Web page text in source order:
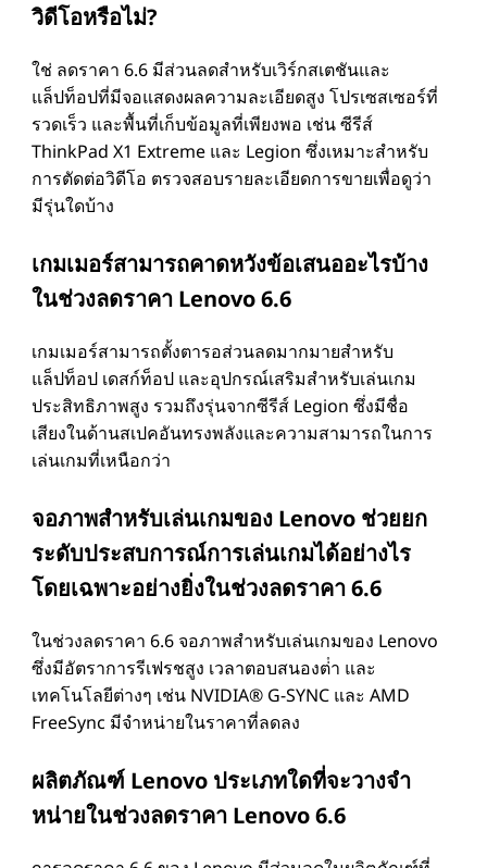
วิดีโอหรือไม่?
ใช่ ลดราคา 6.6 มีส่วนลดสําหรับเวิร์กสเตชันและ
แล็ปท็อปที่มีจอแสดงผลความละเอียดสูง โปรเซสเซอร์ที่
รวดเร็ว และพื้นที่เก็บข้อมูลที่เพียงพอ เช่น ซีรีส์
ThinkPad X1 Extreme และ Legion ซึ่งเหมาะสําหรับ
การตัดต่อวิดีโอ ตรวจสอบรายละเอียดการขายเพื่อดูว่า
มีรุ่นใดบ้าง
เกมเมอร์สามารถคาดหวังข้อเสนออะไรบ้าง
ในช่วงลดราคา Lenovo 6.6
เกมเมอร์สามารถตั้งตารอส่วนลดมากมายสําหรับ
แล็ปท็อป เดสก์ท็อป และอุปกรณ์เสริมสําหรับเล่นเกม
ประสิทธิภาพสูง รวมถึงรุ่นจากซีรีส์ Legion ซึ่งมีชื่อ
เสียงในด้านสเปคอันทรงพลังและความสามารถในการ
เล่นเกมที่เหนือกว่า
จอภาพสําหรับเล่นเกมของ Lenovo ช่วยยก
ระดับประสบการณ์การเล่นเกมได้อย่างไร
โดยเฉพาะอย่างยิ่งในช่วงลดราคา 6.6
ในช่วงลดราคา 6.6 จอภาพสําหรับเล่นเกมของ Lenovo
ซึ่งมีอัตราการรีเฟรชสูง เวลาตอบสนองต่ํา และ
เทคโนโลยีต่างๆ เช่น NVIDIA® G-SYNC และ AMD
FreeSync มีจําหน่ายในราคาที่ลดลง
ผลิตภัณฑ์ Lenovo ประเภทใดที่จะวางจํา
หน่ายในช่วงลดราคา Lenovo 6.6